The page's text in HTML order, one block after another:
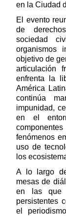
en la Ciudad
El evento
de
sociedad
organismos
objetivo de
articulación
enfrenta la
América
continúa
impunidad,
en el
fenómenos
uso de
los
A lo largo
mesas de
en las que
persistentes
el